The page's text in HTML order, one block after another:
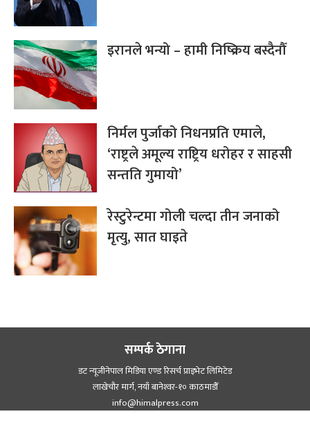
इरानले भन्यो – हामी निष्क्रिय बस्दैनौँ
निर्मल पुर्जाको निधनप्रति एमाले,
‘राष्ट्रले अमूल्य राष्ट्रिय धरोहर र साहसी
सन्तति गुमायो’
रेस्टुरेन्टमा गोली चल्दा तीन जनाको
मृत्यु, सात घाइते
सम्पर्क ठेगाना
डट न्यूजीनेपाल मिडिया एण्ड रिसर्च प्राइभेट लिमिटेड
लाखेचौर मार्ग, नयाँ बानेश्‍वर-१० काठमाडौँ
info@himalpress.com